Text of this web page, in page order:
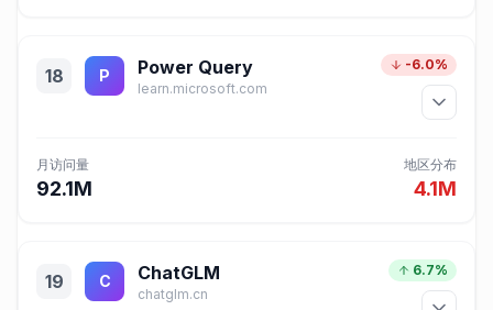
18 P Power Query
learn.microsoft.com
-6.0%
月访问量
92.1M
地区分布
4.1M
19 C ChatGLM
chatglm.cn
6.7%